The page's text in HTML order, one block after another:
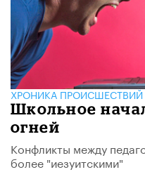
ХРОНИКА ПРОИСШЕСТВИЙ
Школьное
огней
Конфликты между
более "иезуитскими"